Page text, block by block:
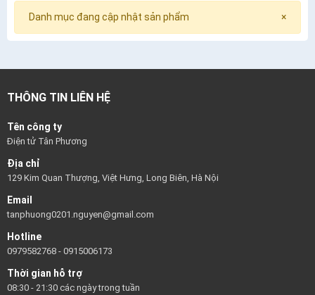
×
Danh mục đang cập nhật sản phẩm
THÔNG TIN LIÊN HỆ
Tên công ty
Điện tử Tân Phương
Địa chỉ
129 Kim Quan Thượng, Việt Hưng, Long Biên, Hà Nội
Email
tanphuong0201.nguyen@gmail.com
Hotline
0979582768 - 0915006173
Thời gian hỗ trợ
08:30 - 21:30 các ngày trong tuần